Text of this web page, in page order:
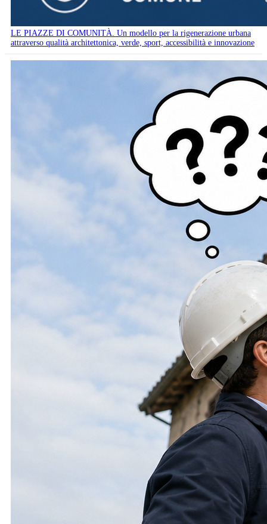
LE PIAZZE DI COMUNITÀ. Un modello per la rigenerazione urbana
attraverso qualità architettonica, verde, sport, accessibilità e innovazione